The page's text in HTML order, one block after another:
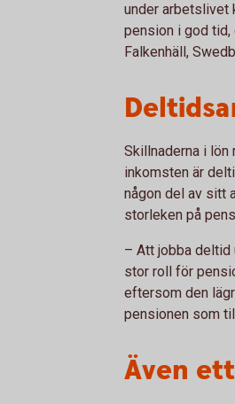
under arbetslivet
pension i god tid,
Falkenhäll,
Skillnaderna i lön
inkomsten är
någon del av sitt
storleken på
– Att jobba deltid
stor roll för
eftersom den
pensionen som
Även